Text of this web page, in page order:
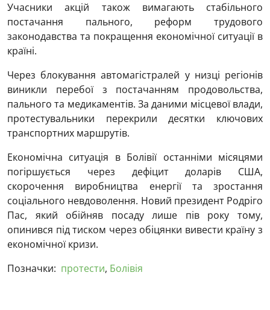
Учасники акцій також вимагають стабільного
постачання пального, реформ трудового
законодавства та покращення економічної ситуації в
країні.
Через блокування автомагістралей у низці регіонів
виникли перебої з постачанням продовольства,
пального та медикаментів. За даними місцевої влади,
протестувальники перекрили десятки ключових
транспортних маршрутів.
Економічна ситуація в Болівії останніми місяцями
погіршується через дефіцит доларів США,
скорочення виробництва енергії та зростання
соціального невдоволення. Новий президент Родріго
Пас, який обійняв посаду лише пів року тому,
опинився під тиском через обіцянки вивести країну з
економічної кризи.
Позначки: протести, Болівія